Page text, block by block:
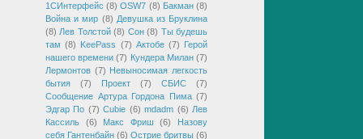
1СИнтерфейс (8) OSW7 (8) Бакман (8)
Война и мир (8) Девушка из Бруклина
(8) Лев Толстой (8) Сон (8) Ты будешь
там (8) KeePass (7) Актобе (7)
Герой
нашего времени (7) Кундера Милан (7)
Лермонтов (7) Невыносимая легкость
бытия
(7) Проект (7) СБИС
(7)
Сообщение Артура Гордона Пима (7)
Эдгар По (7) Cubie (6) mdadm (6) Лев
Кассиль
(6) Макс Фриш (6)
Назову
себя Гантенбайн (6) Острие бритвы (6)